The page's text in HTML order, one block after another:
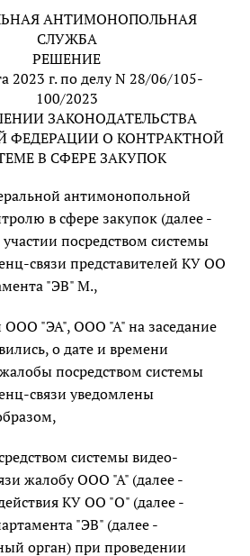
АНТИМОНОПОЛЬНАЯ
СЛУЖБА
РЕШЕНИЕ
2023 г. по делу N 28/06/105-
100/2023
ЗАКОНОДАТЕЛЬСТВА
ФЕДЕРАЦИИ О КОНТРАКТНОЙ
В СФЕРЕ ЗАКУПОК
антимонопольной
в сфере закупок (далее -
посредством системы
связи представителей КУ ОО
"ЭВ" М.,
ООО "ЭА", ООО "А" на заседание
о дате и времени
посредством системы
связи уведомлены
системы видео-
жалобу ООО "А" (далее -
КУ ОО "О" (далее -
"ЭВ" (далее -
орган) при проведении